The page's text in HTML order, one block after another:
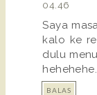
04.46
Saya
kalo ke
dulu
hehehehe..
BALAS